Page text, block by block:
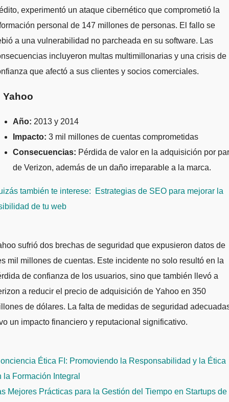
experimentó un ataque cibernético que comprometió la
personal de 147 millones de personas. El fallo se
a una vulnerabilidad no parcheada en su software. Las
incluyeron multas multimillonarias y una crisis de
que afectó a sus clientes y socios comerciales.
Yahoo
Año: 2013 y 2014
Impacto: 3 mil millones de cuentas comprometidas
Consecuencias: Pérdida de valor en la adquisición por
de Verizon, además de un daño irreparable a la marca.
también te interese:
Estrategias de SEO para mejorar la
de tu web
sufrió dos brechas de seguridad que expusieron datos de
mil millones de cuentas. Este incidente no solo resultó en la
de confianza de los usuarios, sino que también llevó a
a reducir el precio de adquisición de Yahoo en 350
de dólares. La falta de medidas de seguridad
un impacto financiero y reputacional significativo.
Ética FI: Promoviendo la Responsabilidad y la Ética
la Formación Integral
Mejores Prácticas para la Gestión del Tiempo en Startups de